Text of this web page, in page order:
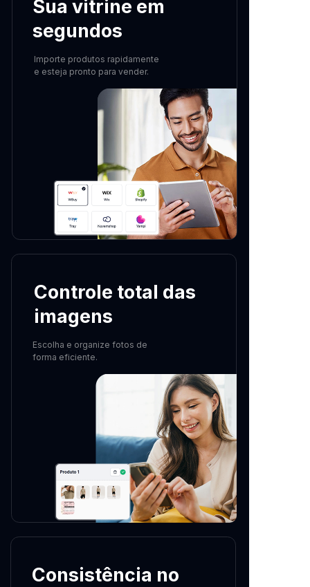
Sua vitrine em
segundos
Importe produtos rapidamente
e esteja pronto para vender.
Controle total das
imagens
Escolha e organize fotos de
forma eficiente.
Consistência no